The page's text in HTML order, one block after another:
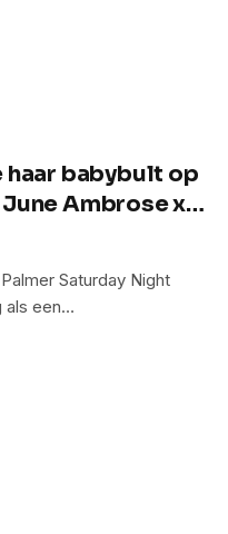
haar babybult op
Ambrose x
Saturday Night
als een…